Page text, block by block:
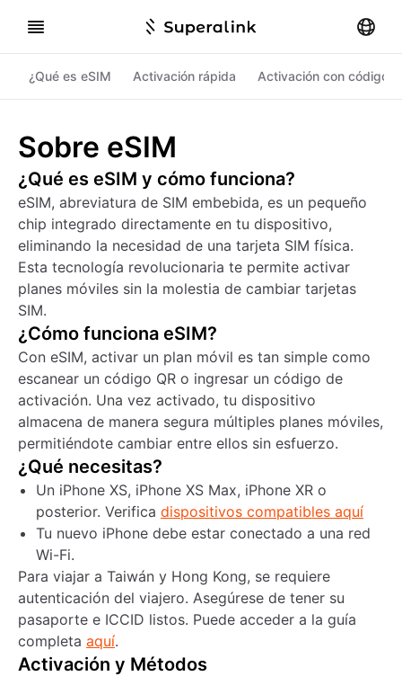
¿Qué es eSIM Activación rápida Activación con código
Sobre eSIM
¿Qué es eSIM y cómo funciona?
eSIM, abreviatura de SIM embebida, es un pequeño
chip integrado directamente en tu dispositivo,
eliminando la necesidad de una tarjeta SIM física.
Esta tecnología revolucionaria te permite activar
planes móviles sin la molestia de cambiar tarjetas
SIM.
¿Cómo funciona eSIM?
Con eSIM, activar un plan móvil es tan simple como
escanear un código QR o ingresar un código de
activación. Una vez activado, tu dispositivo
almacena de manera segura múltiples planes móviles,
permitiéndote cambiar entre ellos sin esfuerzo.
¿Qué necesitas?
Un iPhone XS, iPhone XS Max, iPhone XR o
posterior. Verifica dispositivos compatibles aquí
Tu nuevo iPhone debe estar conectado a una red
Wi-Fi.
Para viajar a Taiwán y Hong Kong, se requiere
autenticación del viajero. Asegúrese de tener su
pasaporte e ICCID listos. Puede acceder a la guía
completa aquí.
Activación y Métodos